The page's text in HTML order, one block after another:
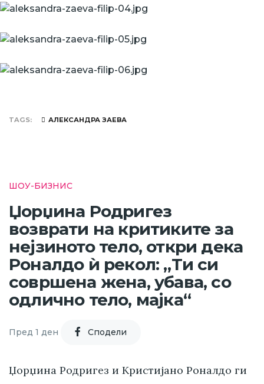
TAGS АЛЕКСАНДРА ЗАЕВА
ШОУ-БИЗНИС
Џорџина Родригез
возврати на критиките за
нејзиното тело, откри дека
Роналдо ѝ рекол: „Ти си
совршена жена, убава, со
одлично тело, мајка“
Пред 1 ден Cподели
Џорџина Родригез и Кристијано Роналдо ги